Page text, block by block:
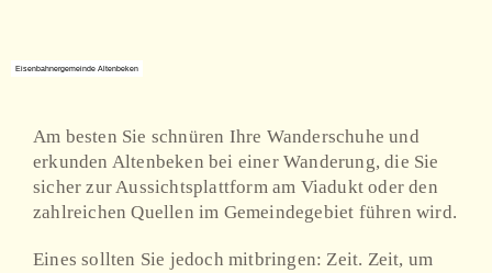
Eisenbahnergemeinde Altenbeken
Am besten Sie schnüren Ihre Wanderschuhe und
erkunden Altenbeken bei einer Wanderung, die Sie
sicher zur Aussichtsplattform am Viadukt oder den
zahlreichen Quellen im Gemeindegebiet führen wird.
Eines sollten Sie jedoch mitbringen: Zeit. Zeit, um